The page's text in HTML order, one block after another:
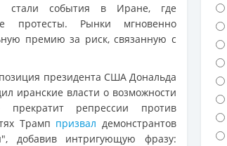
стали события в Иране, где
протесты. Рынки мгновенно
премию за риск, связанную с
президента США Дональда
иранские власти о возможности
репрессии против
Трамп призвал демонстрантов
добавив интригующую фразу: